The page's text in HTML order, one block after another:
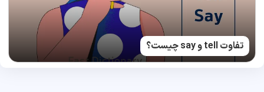
تفاوت tell و say چیست؟